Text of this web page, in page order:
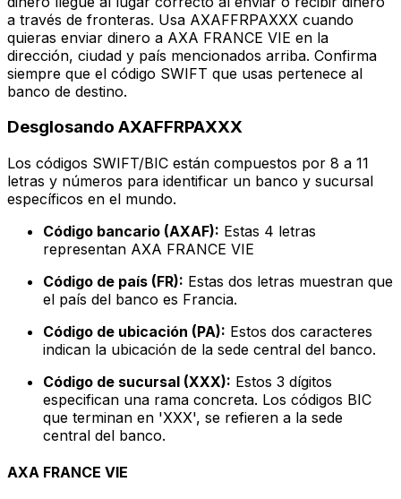
a través de fronteras. Usa AXAFFRPAXXX cuando
quieras enviar dinero a AXA FRANCE VIE en la
dirección, ciudad y país mencionados arriba. Confirma
siempre que el código SWIFT que usas pertenece al
banco de destino.
Desglosando AXAFFRPAXXX
Los códigos SWIFT/BIC están compuestos por 8 a 11
letras y números para identificar un banco y sucursal
específicos en el mundo.
Código bancario (AXAF): Estas 4 letras
representan AXA FRANCE VIE
Código de país (FR): Estas dos letras muestran que
el país del banco es Francia.
Código de ubicación (PA): Estos dos caracteres
indican la ubicación de la sede central del banco.
Código de sucursal (XXX): Estos 3 dígitos
especifican una rama concreta. Los códigos BIC
que terminan en 'XXX', se refieren a la sede
central del banco.
AXA FRANCE VIE